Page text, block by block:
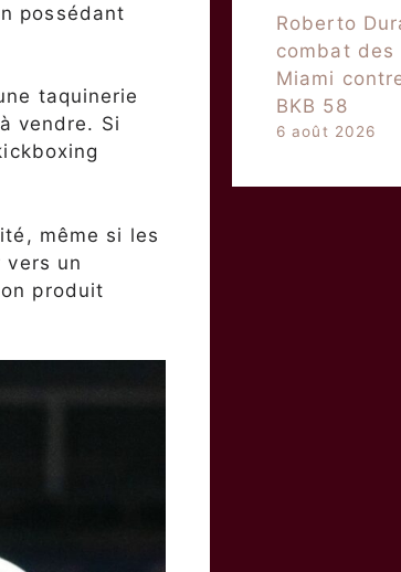
possédant
taquinerie
vendre. Si
même si les
vers un
produit
Roberto
combat des
Miami
BKB 58
6 août 2026